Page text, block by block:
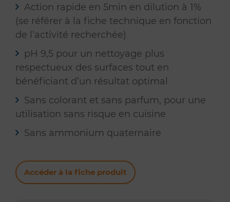
Action rapide en 5min en dilution à 1%
(se référer à la fiche technique en fonction
de l’activité recherchée)
pH 9,5 pour un nettoyage plus
respectueux des surfaces tout en
bénéficiant d’un résultat optimal
Sans colorant et sans parfum, pour une
utilisation sans risque en cuisine
Sans ammonium quaternaire
Accéder à la fiche produit